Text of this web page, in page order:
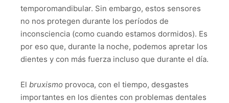
temporomandibular. Sin embargo, estos sensores
no nos protegen durante los períodos de
inconsciencia (como cuando estamos dormidos). Es
por eso que, durante la noche, podemos apretar los
dientes y con más fuerza incluso que durante el día.
El bruxismo provoca, con el tiempo, desgastes
importantes en los dientes con problemas dentales